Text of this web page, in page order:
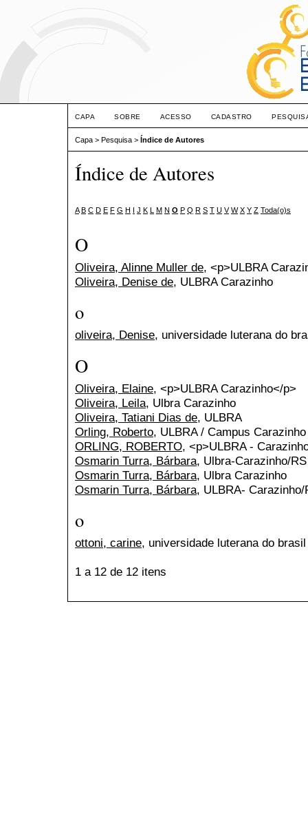
CAPA SOBRE ACESSO CADASTRO
Capa > Pesquisa > Índice de Autores
Índice de Autores
A B C D E F G H I J K L M N O P Q R S T U V W X Y Z Toda(o)s
O
Oliveira, Alinne Muller de, <p>ULBRA
Oliveira, Denise de, ULBRA Carazinho
o
oliveira, Denise, universidade luterana do
O
Oliveira, Elaine, <p>ULBRA Carazinho</p>
Oliveira, Leila, Ulbra Carazinho
Oliveira, Tatiani Dias de, ULBRA
Orling, Roberto, ULBRA / Campus Carazinho
ORLING, ROBERTO, <p>ULBRA -
Osmarin Turra, Bárbara, Ulbra-Carazinho/RS
Osmarin Turra, Bárbara, Ulbra Carazinho
Osmarin Turra, Bárbara, ULBRA- Carazinho/
o
ottoni, carine, universidade luterana do brasil
1 a 12 de 12 itens